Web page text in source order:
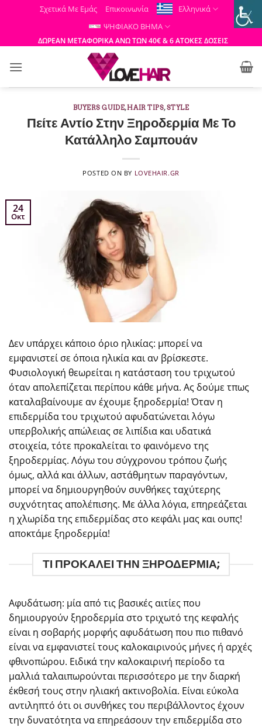
Μετάβαση
περιεχόμενο
Σχετικά Με Εμάς Επικοινωνία
Ελληνικά
ΨΗΦΙΑΚΟ ΒΗΜΑ
ΔΩΡΕΑΝ ΜΕΤΑΦΟΡΙΚΑ ΑΝΩ ΤΩΝ 40€ & 6 ΑΤΟΚΕΣ ΔΟΣΕΙΣ
BUYERS GUIDE,HAIR TIPS,STYLE
Πείτε Αντίο Στην Ξηροδερμία Με Το
Κατάλληλο Σαμπουάν
POSTED ON BY LOVEHAIR.GR
24
Οκτ
Δεν υπάρχει κάποιο όριο ηλικίας: μπορεί να
εμφανιστεί σε όποια ηλικία και αν βρίσκεστε.
Φυσιολογική θεωρείται η κατάσταση του τριχωτού
όταν απολεπίζεται περίπου κάθε μήνα. Ας δούμε τπως
καταλαβαίνουμε αν έχουμε ξηροδερμία! Όταν η
επιδερμίδα του τριχωτού αφυδατώνεται λόγω
υπερβολικής απώλειας σε λιπίδια και υδατικά
στοιχεία, τότε προκαλείται το φαινόμενο της
ξηροδερμίας. Λόγω του σύγχρονου τρόπου ζωής
όμως, αλλά και άλλων, αστάθμητων παραγόντων,
μπορεί να δημιουργηθούν συνθήκες ταχύτερης
συχνότητας απολέπισης. Με άλλα λόγια, επηρεάζεται
η χλωρίδα της επιδερμίδας στο κεφάλι μας και ουπς!
αποκτάμε ξηροδερμία!
ΤΙ ΠΡΟΚΑΛΕΙ ΤΗΝ ΞΗΡΟΔΕΡΜΙΑ;
Αφυδάτωση: μία από τις βασικές αιτίες που
δημιουργούν ξηροδερμία στο τριχωτό της κεφαλής
είναι η σοβαρής μορφής αφυδάτωση που πιο πιθανό
είναι να εμφανιστεί τους καλοκαιρινούς μήνες ή αρχές
φθινοπώρου. Ειδικά την καλοκαιρινή περίοδο τα
μαλλιά ταλαιπωρούνται περισσότερο με την διαρκή
έκθεσή τους στην ηλιακή ακτινοβολία. Είναι εύκολα
αντιληπτό ότι οι συνθήκες του περιβάλλοντος έχουν
την δυνατότητα να επηρεάσουν την επιδερμίδα στο